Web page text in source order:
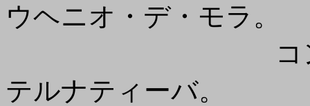
ウヘニオ・デ・モラ。
コンフィルマ
テルナティーバ。